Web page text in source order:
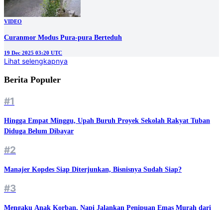
VIDEO
Curanmor Modus Pura-pura Berteduh
19 Dec 2025 03:20 UTC
Lihat selengkapnya
Berita Populer
#1
Hingga Empat Minggu, Upah Buruh Proyek Sekolah Rakyat Tuban
Diduga Belum Dibayar
#2
Manajer Kopdes Siap Diterjunkan, Bisnisnya Sudah Siap?
#3
Mengaku Anak Korban, Napi Jalankan Penipuan Emas Murah dari